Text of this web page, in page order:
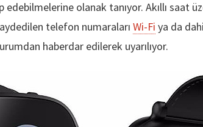
olanak tanıyor. Akıllı saat
telefon numaraları Wi-Fi ya da
haberdar edilerek uyarılıyor.